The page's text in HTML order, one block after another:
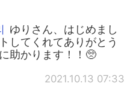
ゆりさん、はじめまし
してくれてありがとう
助かります！！🥺
2021.10.13 07:33